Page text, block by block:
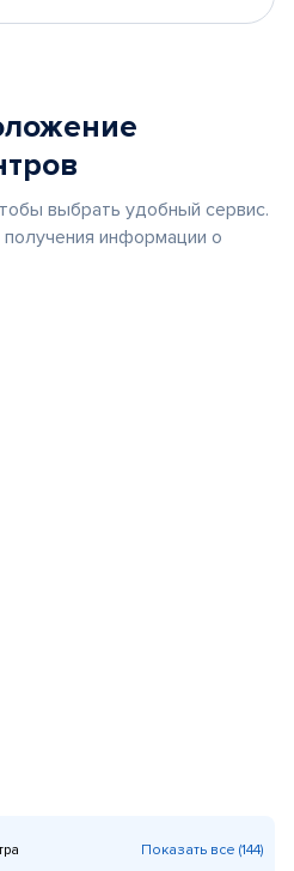
выбрать удобный сервис.
информации о
Показать все (144)